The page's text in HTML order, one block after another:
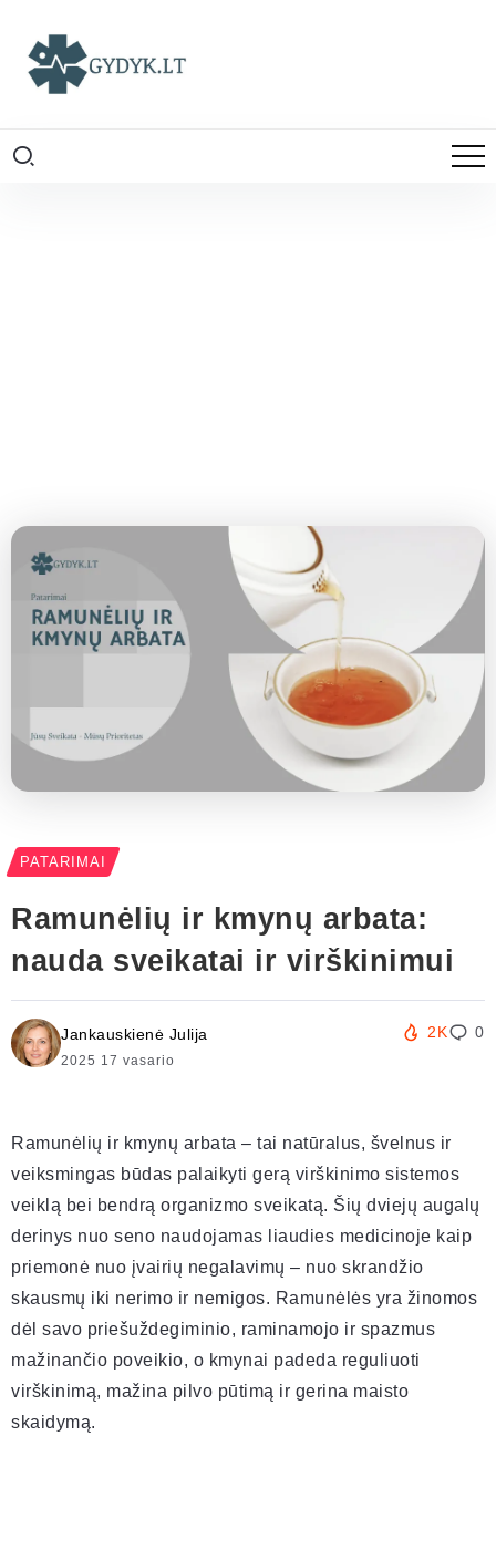
PATARIMAI
Ramunėlių ir kmynų arbata:
nauda sveikatai ir virškinimui
Jankauskienė Julija
2025 17 vasario
2K 0
Ramunėlių ir kmynų arbata – tai natūralus, švelnus ir
veiksmingas būdas palaikyti gerą virškinimo sistemos
veiklą bei bendrą organizmo sveikatą. Šių dviejų augalų
derinys nuo seno naudojamas liaudies medicinoje kaip
priemonė nuo įvairių negalavimų – nuo skrandžio
skausmų iki nerimo ir nemigos. Ramunėlės yra žinomos
dėl savo priešuždegiminio, raminamojo ir spazmus
mažinančio poveikio, o kmynai padeda reguliuoti
virškinimą, mažina pilvo pūtimą ir gerina maisto
skaidymą.